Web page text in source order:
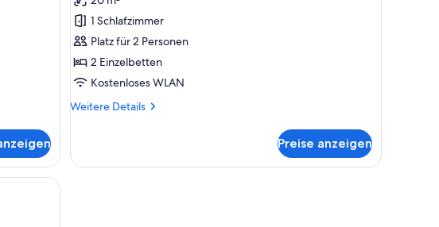
Zimmer
anzeigen
1 Schlafzimmer
Platz für 2 Personen
2 Einzelbetten
Kostenloses WLAN
Weitere Details
Weitere
Zimmer
Preise anzeigen
einem Bett, einem Nachttisch, einer Lampe, einem Holzschrank und einem runden Stuhl.